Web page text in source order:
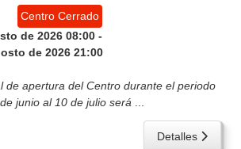
Centro Cerrado
de 2026 08:00 -
de 2026 21:00
de apertura del Centro durante el periodo
junio al 10 de julio será
Detalles